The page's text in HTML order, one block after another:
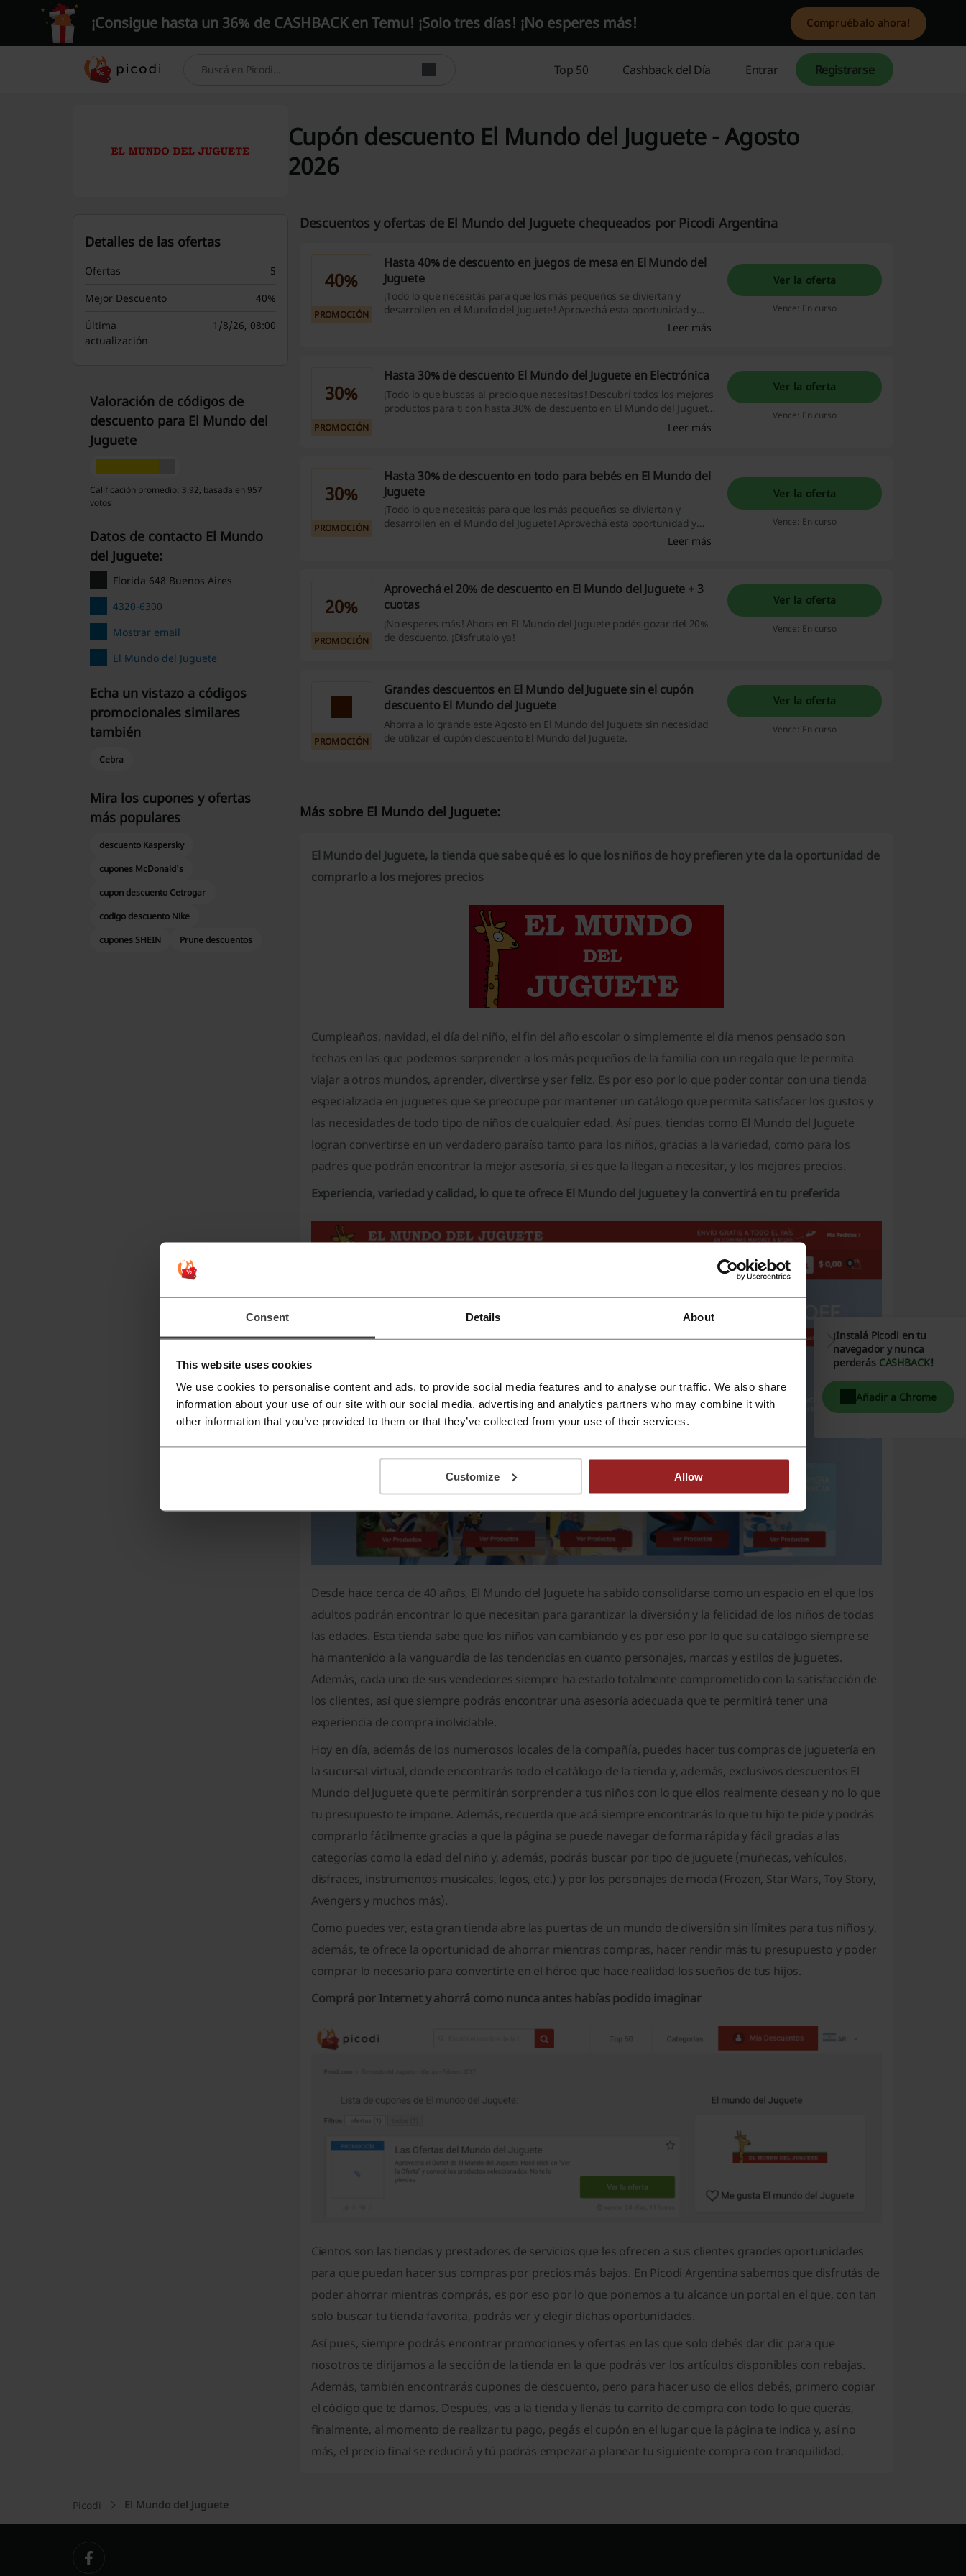
Consent Details About
This website uses cookies
We use cookies to personalise content and ads, to provide social media features and to analyse our traffic. We also share
information about your use of our site with our social media, advertising and analytics partners who may combine it with
other information that you’ve provided to them or that they’ve collected from your use of their services.
Customize Allow
¡Consigue hasta un 36% de CASHBACK en Temu! ¡Solo tres días! ¡No esperes más! Compruébalo ahora!
Buscar Top 50 Cashback del Día Entrar Registrarse
Cupón descuento El Mundo del Juguete - Agosto
2026
Descuentos y ofertas de El Mundo del Juguete chequeados por Picodi Argentina
40%
PROMOCIÓN
Hasta 40% de descuento en juegos de mesa en El Mundo del
Juguete
¡Todo lo que necesitás para que los más pequeños se diviertan y
desarrollen en el Mundo del Juguete! Aprovechá esta oportunidad y
comprá juegos de mesa con hasta un 40% de descuento. ¡Dale!Leer más
Ver la oferta
Vence: En curso
30%
PROMOCIÓN
Hasta 30% de descuento El Mundo del Juguete en Electrónica
¡Todo lo que buscas al precio que necesitas! Descubrí todos los mejores
productos para ti con hasta 30% de descuento en El Mundo del Juguete.
Leer más
Ver la oferta
Vence: En curso
30%
PROMOCIÓN
Hasta 30% de descuento en todo para bebés en El Mundo del
Juguete
¡Todo lo que necesitás para que los más pequeños se diviertan y
desarrollen en el Mundo del Juguete! Aprovechá esta oportunidad y
comprá todo lo que necesitas para tu bebé con hasta un 30% deLeer más
Ver la oferta
Vence: En curso
20%
PROMOCIÓN
Aprovechá el 20% de descuento en El Mundo del Juguete + 3
cuotas
¡No esperes más! Ahora en El Mundo del Juguete podés gozar del 20%
de descuento. ¡Disfrutalo ya!
Ver la oferta
Vence: En curso
PROMOCIÓN
Grandes descuentos en El Mundo del Juguete sin el cupón
descuento El Mundo del Juguete
Ahorra a lo grande este Agosto en El Mundo del Juguete sin necesidad
de utilizar el cupón descuento El Mundo del Juguete.
Ver la oferta
Vence: En curso
Detalles de las ofertas
Ofertas
5
Mejor Descuento
40%
Última
actualización
1/8/26, 08:00
Valoración de códigos de
descuento para El Mundo del
Juguete
Calificación promedio: 3.92, basada en 957
votos
Datos de contacto El Mundo
del Juguete:
Florida 648 Buenos Aires
4320-6300
Mostrar email
El Mundo del Juguete
Echa un vistazo a códigos
promocionales similares
también
Cebra
Mira los cupones y ofertas
más populares
descuento Kaspersky
cupones McDonald's
cupon descuento Cetrogar
codigo descuento Nike
cupones SHEIN
Prune descuentos
Más sobre El Mundo del Juguete:
El Mundo del Juguete, la tienda que sabe qué es lo que los niños de hoy prefieren y te da la oportunidad de
comprarlo a los mejores precios
Cumpleaños, navidad, el día del niño, el fin del año escolar o simplemente el día menos pensado son
fechas en las que podemos sorprender a los más pequeños de la familia con un regalo que le permita
viajar a otros mundos, aprender, divertirse y ser feliz. Es por eso por lo que poder contar con una tienda
especializada en juguetes que se preocupe por mantener un catálogo que permita satisfacer los gustos y
las necesidades de todo tipo de niños de cualquier edad. Así pues, tiendas como El Mundo del Juguete
logran convertirse en un verdadero paraíso tanto para los niños, gracias a la variedad, como para los
padres que podrán encontrar la mejor asesoría, si es que la llegan a necesitar, y los mejores precios.
Experiencia, variedad y calidad, lo que te ofrece El Mundo del Juguete y la convertirá en tu preferida
Desde hace cerca de 40 años, El Mundo del Juguete ha sabido consolidarse como un espacio en el que los
adultos podrán encontrar lo que necesitan para garantizar la diversión y la felicidad de los niños de todas
las edades. Esta tienda sabe que los niños van cambiando y es por eso por lo que su catálogo siempre se
ha mantenido a la vanguardia de las tendencias en cuanto personajes, marcas y estilos de juguetes.
Además, cada uno de sus vendedores siempre ha estado totalmente comprometido con la satisfacción de
los clientes, así que siempre podrás encontrar una asesoría adecuada que te permitirá tener una
experiencia de compra inolvidable.
Hoy en día, además de los numerosos locales de la compañía, puedes hacer tus compras de juguetería en
la sucursal virtual, donde encontrarás todo el catálogo de la tienda y, además, exclusivos descuentos El
Mundo del Juguete que te permitirán sorprender a tus niños con lo que ellos realmente desean y no lo que
tu presupuesto te impone. Además, recuerda que acá siempre encontrarás lo que tu hijo te pide y podrás
comprarlo fácilmente gracias a que la página se puede navegar de forma rápida y fácil gracias a las
categorías como la edad del niño y, además, podrás buscar por tipo de juguete (muñecas, vehículos,
disfraces, instrumentos musicales, legos, etc.) y por los personajes de moda (Frozen, Star Wars, Toy Story,
Avengers y muchos más).
Como puedes ver, esta gran tienda abre las puertas de un mundo de diversión sin límites para tus niños y,
además, te ofrece la oportunidad de ahorrar mientras compras, hacer rendir más tu presupuesto y poder
comprar lo necesario para convertirte en el héroe que hace realidad los sueños de tus hijos.
Comprá por Internet y ahorrá como nunca antes habías podido imaginar
Cientos son las tiendas y prestadores de servicios que les ofrecen a sus clientes grandes oportunidades
para que puedan hacer sus compras por precios más bajos. En Picodi Argentina sabemos que disfrutás de
poder ahorrar mientras comprás, es por eso por lo que ponemos a tu alcance un portal en el que, con tan
solo buscar tu tienda favorita, podrás ver y elegir dichas oportunidades.
Así pues, siempre podrás encontrar promociones y ofertas en las que solo debés dar clic para que
nosotros te dirijamos a la sección de la tienda en la que podrás ver los artículos disponibles con rebajas.
Además, también encontrarás cupones de descuento, pero para hacer uso de ellos debés, primero copiar
el código que te damos. Después, vas a la tienda y llenás tu carrito de compra con todo lo que querás,
finalmente, al momento de realizar tu pago, pegás el cupón en el lugar que la página te indica y, así no
más, el precio final se reducirá y tú podrás empezar a planear tu siguiente compra con tranquilidad.
Picodi El Mundo del Juguete
¡Instalá Picodi en tu
navegador y nunca
perderás CASHBACK!
Añadir a Chrome